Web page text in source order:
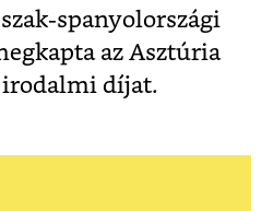
spanyolországi
az Asztúria
irodalmi díjat.